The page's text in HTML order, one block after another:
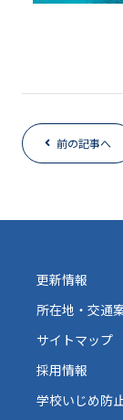
前の記事へ
更新情報
所在地・交通
サイトマップ
採用情報
学校いじめ防